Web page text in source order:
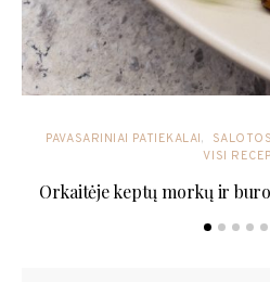
PAVASARINIAI PATIEKALAI
VISI
Orkaitėje keptų morkų ir